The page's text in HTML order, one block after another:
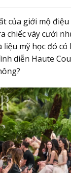
của giới mộ
chiếc váy cưới
liệu mỹ học đó
diễn Haute